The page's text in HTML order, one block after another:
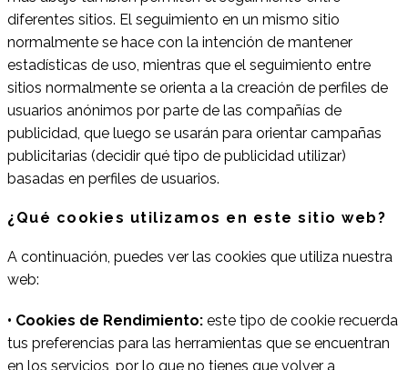
diferentes sitios. El seguimiento en un mismo sitio
normalmente se hace con la intención de mantener
estadísticas de uso, mientras que el seguimiento entre
sitios normalmente se orienta a la creación de perfiles de
usuarios anónimos por parte de las compañías de
publicidad, que luego se usarán para orientar campañas
publicitarias (decidir qué tipo de publicidad utilizar)
basadas en perfiles de usuarios.
¿Qué cookies utilizamos en este sitio web?
A continuación, puedes ver las cookies que utiliza nuestra
web:
• Cookies de Rendimiento: este tipo de cookie recuerda
tus preferencias para las herramientas que se encuentran
en los servicios, por lo que no tienes que volver a